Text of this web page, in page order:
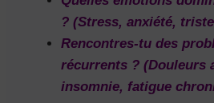
? (Stress, anxiété,
Rencontres-tu des
récurrents ? (Douleurs
insomnie, fatigue